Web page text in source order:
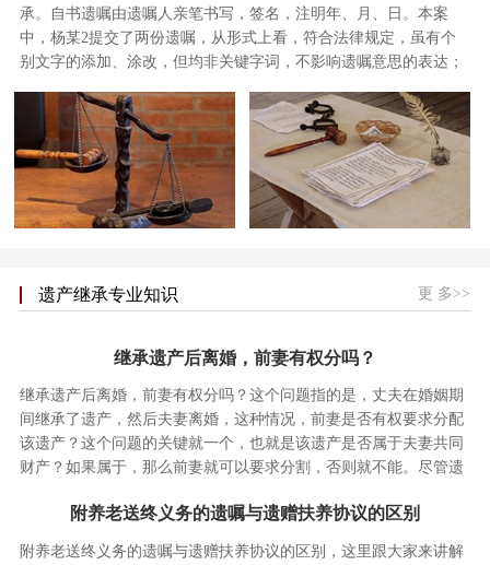
承。自书遗嘱由遗嘱人亲笔书写，签名，注明年、月、日。本案
中，杨某2提交了两份遗嘱，从形式上看，符合法律规定，虽有个
别文字的添加、涂改，但均非关键字词，不影响遗嘱意思的表达；
遗产继承专业知识 更 多>>
继承遗产后离婚，前妻有权分吗？
继承遗产后离婚，前妻有权分吗？这个问题指的是，丈夫在婚姻期
间继承了遗产，然后夫妻离婚，这种情况，前妻是否有权要求分配
该遗产？这个问题的关键就一个，也就是该遗产是否属于夫妻共同
财产？如果属于，那么前妻就可以要求分割，否则就不能。尽管遗
附养老送终义务的遗嘱与遗赠扶养协议的区别
附养老送终义务的遗嘱与遗赠扶养协议的区别，这里跟大家来讲解